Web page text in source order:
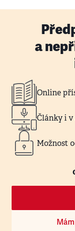
a
Online
Články i
Možnost